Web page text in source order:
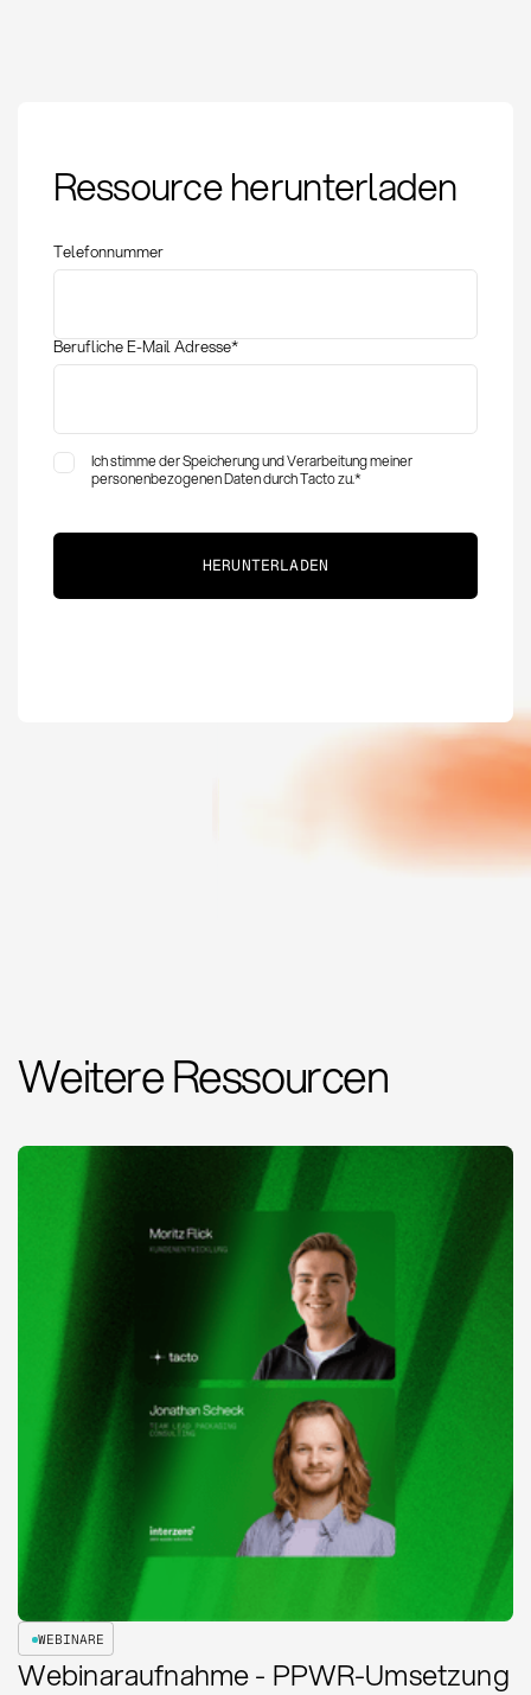
Definition, Berechnung
und Anwendung
Ressource herunterladen
Telefonnummer
Berufliche E-Mail Adresse*
Ich stimme der Speicherung und Verarbeitung meiner
personenbezogenen Daten durch Tacto zu.*
Weitere Ressourcen
WEBINARE
Webinaraufnahme - PPWR-Umsetzung